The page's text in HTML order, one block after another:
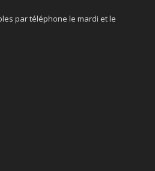
par téléphone le mardi et le